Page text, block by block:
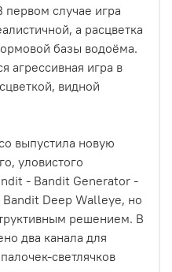
первом случае игра
а расцветка
базы водоёма.
агрессивная игра в
видной
выпустила новую
уловистого
- Bandit Generator -
Deep Walleye, но
решением. В
два канала для
светлячков